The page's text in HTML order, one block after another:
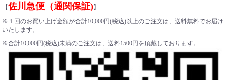
【佐川急便（通関保証)】
※１回のお買い上げ金額が合計10,000円(税込)以上のご注文は、送料無料でお届け
いたします。
※合計10,000円(税込)未満のご注文は、送料1500円を頂戴しております。